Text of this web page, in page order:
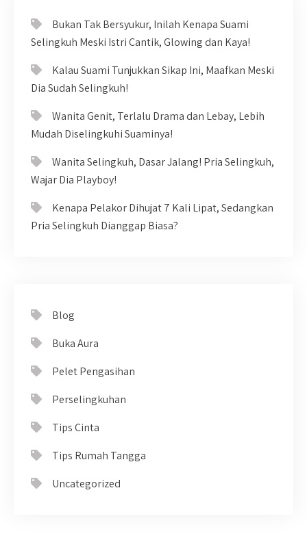
Bukan Tak Bersyukur, Inilah Kenapa Suami
Selingkuh Meski Istri Cantik, Glowing dan Kaya!
Kalau Suami Tunjukkan Sikap Ini, Maafkan Meski
Dia Sudah Selingkuh!
Wanita Genit, Terlalu Drama dan Lebay, Lebih
Mudah Diselingkuhi Suaminya!
Wanita Selingkuh, Dasar Jalang! Pria Selingkuh,
Wajar Dia Playboy!
Kenapa Pelakor Dihujat 7 Kali Lipat, Sedangkan
Pria Selingkuh Dianggap Biasa?
Blog
Buka Aura
Pelet Pengasihan
Perselingkuhan
Tips Cinta
Tips Rumah Tangga
Uncategorized